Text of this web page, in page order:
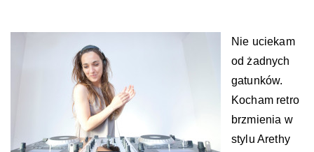
Nie uciekam
od żadnych
gatunków.
Kocham retro
brzmienia w
stylu Arethy